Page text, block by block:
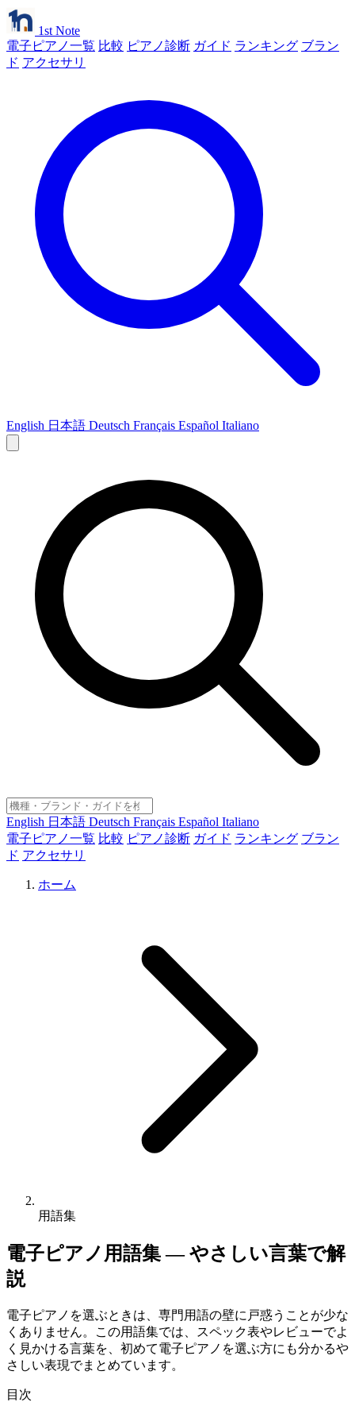
1st Note
電子ピアノ一覧 比較 ピアノ診断 ガイド ランキング ブラン
ド アクセサリ
English 日本語 Deutsch Français Español Italiano
English 日本語 Deutsch Français Español Italiano
電子ピアノ一覧 比較 ピアノ診断 ガイド ランキング ブラン
ド アクセサリ
ホーム
用語集
電子ピアノ用語集 — やさしい言葉で解
説
電子ピアノを選ぶときは、専門用語の壁に戸惑うことが少な
くありません。この用語集では、スペック表やレビューでよ
く見かける言葉を、初めて電子ピアノを選ぶ方にも分かるや
さしい表現でまとめています。
目次